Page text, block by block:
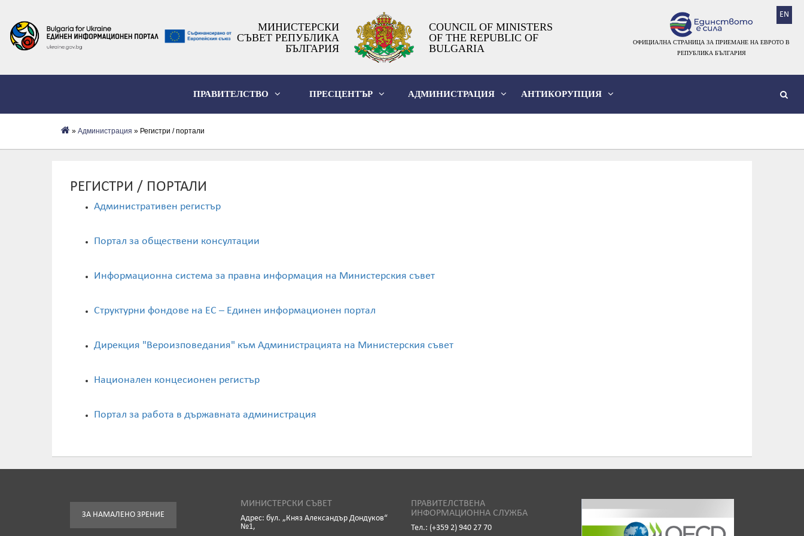
EN
МИНИСТЕРСКИ
СЪВЕТ РЕПУБЛИКА
БЪЛГАРИЯ
COUNCIL OF MINISTERS
OF THE REPUBLIC OF
BULGARIA
ОФИЦИАЛНА СТРАНИЦА ЗА ПРИЕМАНЕ НА ЕВРОТО В
РЕПУБЛИКА БЪЛГАРИЯ
ПРАВИТЕЛСТВО ПРЕСЦЕНТЪР АДМИНИСТРАЦИЯ АНТИКОРУПЦИЯ
» Администрация » Регистри / портали
РЕГИСТРИ / ПОРТАЛИ
Административен регистър
Портал за обществени консултации
Информационна система за правна информация на Министерския съвет
Структурни фондове на ЕС – Единен информационен портал
Дирекция "Вероизповедания" към Администрацията на Министерския съвет
Национален концесионен регистър
Портал за работа в държавната администрация
ЗА НАМАЛЕНО ЗРЕНИЕ
МИНИСТЕРСКИ СЪВЕТ
Адрес: бул. „Княз Александър Дондуков“
№1,
ПРАВИТЕЛСТВЕНА
ИНФОРМАЦИОННА СЛУЖБА
Тел.: (+359 2) 940 27 70